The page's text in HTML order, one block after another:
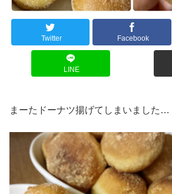
Twitter Facebook
LINE
まーたドーナツ揚げてしまいました…